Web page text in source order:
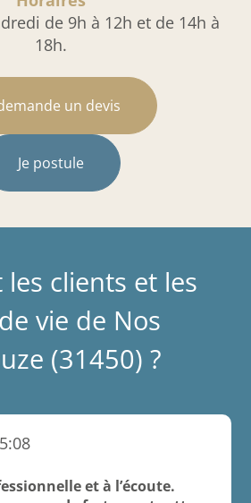
de 9h à 12h et de 14h à
18h.
un devis
Je postule
clients et les
vie de Nos
(31450) ?
et à l’écoute.